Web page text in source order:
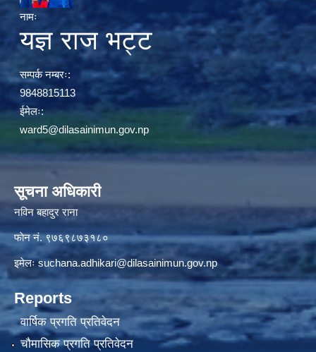
नामः
यज्ञ राज भट्ट
सम्पर्क नम्बरः:
9848815113
ईमेलः:
ward5@dilasainimun.gov.np
सूचना अधिकारी
नविन बहादुर राना
फाेन नं. ९७६९८७३१८०
इमेलःsuchana.adhikari@dilasainimun.gov.np
Reports
वार्षिक प्रगति प्रतिवेदन
चौमासिक प्रगति प्रतिवेदन